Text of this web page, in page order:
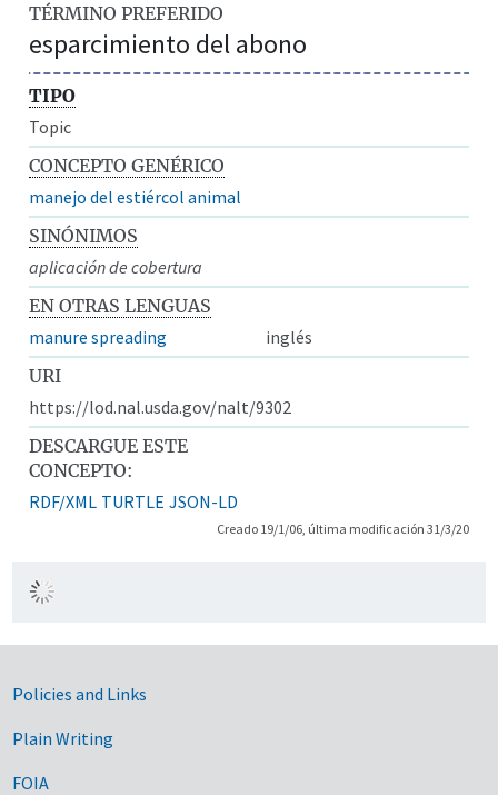
TÉRMINO PREFERIDO
esparcimiento del abono
TIPO
Topic
CONCEPTO GENÉRICO
manejo del estiércol animal
SINÓNIMOS
aplicación de cobertura
EN OTRAS LENGUAS
manure spreading
inglés
URI
https://lod.nal.usda.gov/nalt/9302
DESCARGUE ESTE
CONCEPTO:
RDF/XML TURTLE JSON-LD
Creado 19/1/06, última modificación 31/3/20
Government Links
Policies and Links
Plain Writing
FOIA